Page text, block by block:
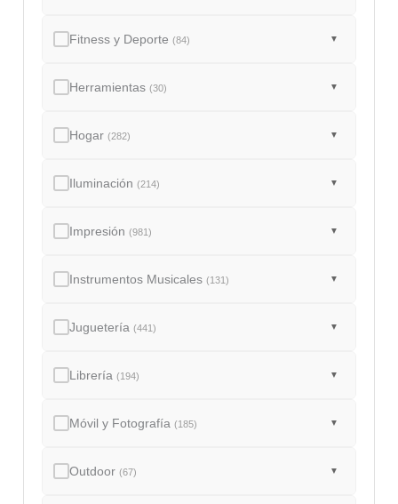
Fitness y Deporte(84) ▼
Herramientas(30) ▼
Hogar(282) ▼
Iluminación(214) ▼
Impresión(981) ▼
Instrumentos Musicales(131) ▼
Juguetería(441) ▼
Librería(194) ▼
Móvil y Fotografía(185) ▼
Outdoor(67) ▼